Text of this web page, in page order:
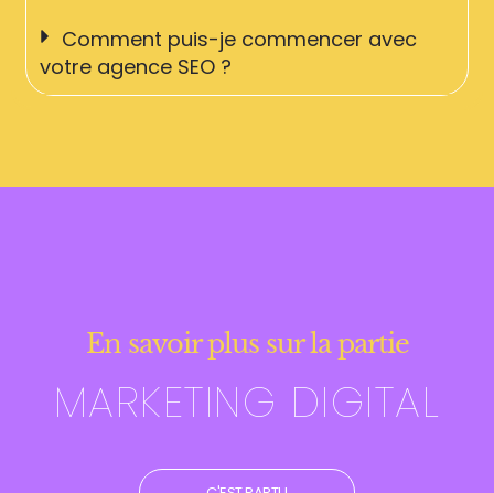
Comment puis-je commencer avec
votre agence SEO ?
En savoir plus sur la partie
MARKETING DIGITAL